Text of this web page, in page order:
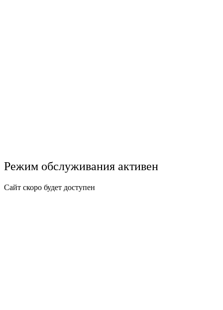
Режим обслуживания активен
Сайт скоро будет доступен